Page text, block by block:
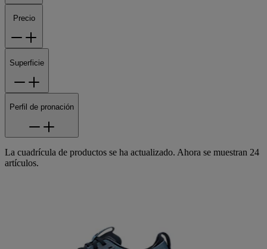
Precio
Superficie
Perfil de pronación
La cuadrícula de productos se ha actualizado. Ahora se muestran 24
artículos.